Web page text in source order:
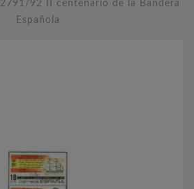
2791/92 II centenario de la Bandera
Española